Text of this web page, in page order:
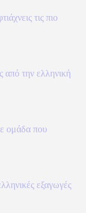
τις πιο
την ελληνική
ομάδα που
εξαγωγές